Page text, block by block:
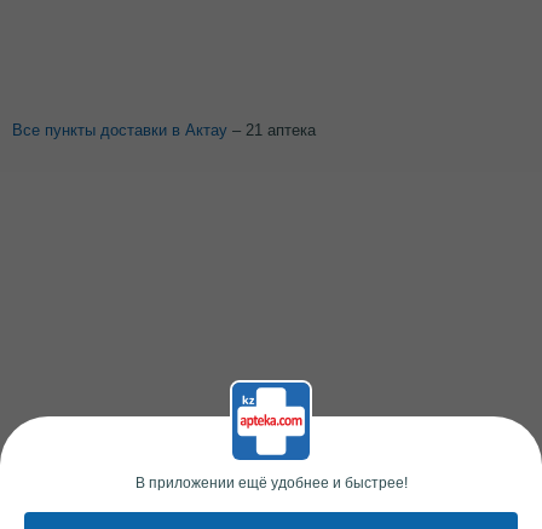
Все пункты доставки в Актау – 21 аптека
В приложении ещё удобнее и быстрее!